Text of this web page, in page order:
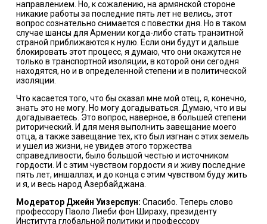
направлением. Но, к сожалению, на армянской стороне
никакие работы за последние пять лет не велись, этот
вопрос сознательно снимается с повестки дня. Но в таком
случае шансы для Армении когда-либо стать транзитной
страной приближаются к нулю. Если они будут и дальше
блокировать этот процесс, я думаю, что они окажутся не
только в транспортной изоляции, в которой они сегодня
находятся, но и в определенной степени и в политической
изоляции.
Что касается того, что бы сказал мне мой отец, я, конечно,
знать это не могу. Но могу догадываться. Думаю, что и вы
догадываетесь. Это вопрос, наверное, в большей степени
риторический. И для меня выполнить завещание моего
отца, а также завещание тех, кто был изгнан с этих земель
и ушел из жизни, не увидев этого торжества
справедливости, было большой честью и источником
гордости. И с этим чувством гордости я и живу последние
пять лет, иншаллах, и до конца с этим чувством буду жить
и я, и весь народ Азербайджана.
Модератор Джейн Уизерспун: Спасибо. Теперь слово
профессору Паоло Лиеби фон Шираху, президенту
Института глобальной политики и профессору